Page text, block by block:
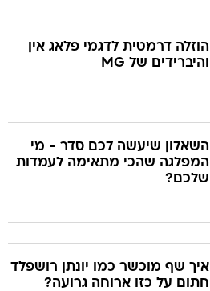
הוזלה דרמטית לדגמי פלאג אין
והיברידים של MG
השאלון שיעשה לכם סדר - מי
המפלגה שהכי מתאימה לעמדות
שלכם?
איך שף מוכשר כמו יונתן רושפלד
חתום על כזו ארוחה גרועה?